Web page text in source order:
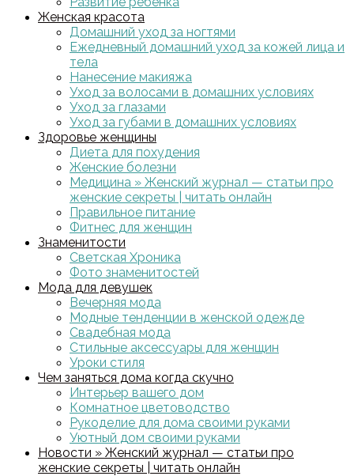
Женская красота
Домашний уход за ногтями
Ежедневный домашний уход за кожей лица и
тела
Нанесение макияжа
Уход за волосами в домашних условиях
Уход за глазами
Уход за губами в домашних условиях
Здоровье женщины
Диета для похудения
Женские болезни
Медицина » Женский журнал — статьи про
женские секреты | читать онлайн
Правильное питание
Фитнес для женщин
Знаменитости
Светская Хроника
Фото знаменитостей
Мода для девушек
Вечерняя мода
Модные тенденции в женской одежде
Свадебная мода
Стильные аксессуары для женщин
Уроки стиля
Чем заняться дома когда скучно
Интерьер вашего дом
Комнатное цветоводство
Рукоделие для дома своими руками
Уютный дом своими руками
Новости » Женский журнал — статьи про
женские секреты | читать онлайн